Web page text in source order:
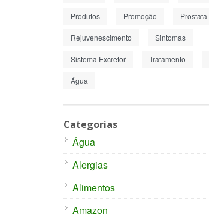
Produtos Promoção Prostata
Rejuvenescimento Sintomas
Sistema Excretor Tratamento
Água
Categorias
Água
Alergias
Alimentos
Amazon